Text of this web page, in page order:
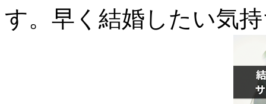
す。早く結婚したい気